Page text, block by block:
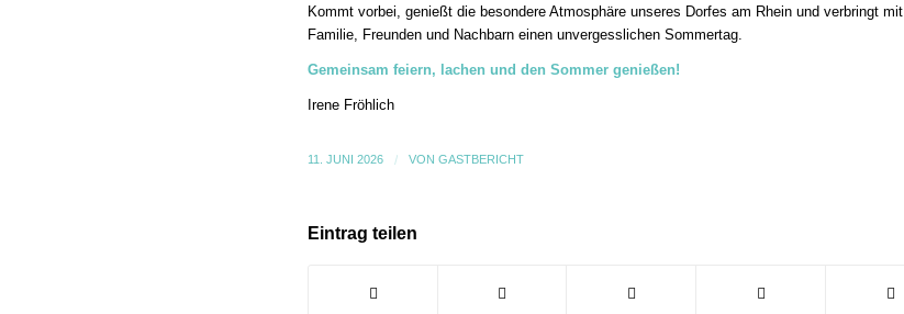
Kommt vorbei, genießt die besondere Atmosphäre unseres Dorfes am Rhein und verbringt mit
Familie, Freunden und Nachbarn einen unvergesslichen Sommertag.
Gemeinsam feiern, lachen und den Sommer genießen!
Irene Fröhlich
11. JUNI 2026 / VON GASTBERICHT
Eintrag teilen